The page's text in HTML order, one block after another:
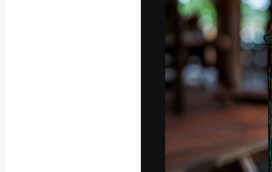
La piattaforma
migliori lavori.
creativi,
Italiano